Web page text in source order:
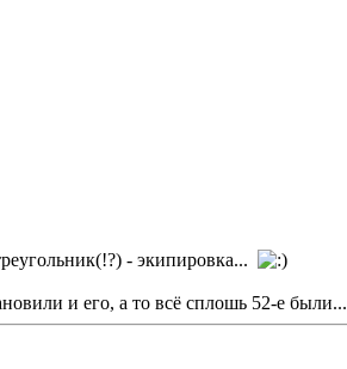
- экипировка...
и его, а то всё сплошь 52-е были...